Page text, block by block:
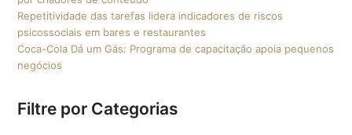
Repetitividade das tarefas lidera indicadores de riscos
psicossociais em bares e restaurantes
Coca-Cola Dá um Gás: Programa de capacitação apoia pequenos
negócios
Filtre por Categorias